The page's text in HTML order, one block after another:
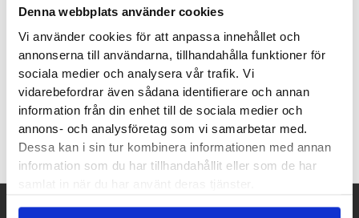
Denna webbplats använder cookies
Vi använder cookies för att anpassa innehållet och
annonserna till användarna, tillhandahålla funktioner för
sociala medier och analysera vår trafik. Vi
vidarebefordrar även sådana identifierare och annan
information från din enhet till de sociala medier och
annons- och analysföretag som vi samarbetar med.
Dessa kan i sin tur kombinera informationen med annan
information som du har tillhandahållit eller som de har
lite trötta läderskor. Handtag av hållbar bok och borst i tät
svintagel.
Recensioner